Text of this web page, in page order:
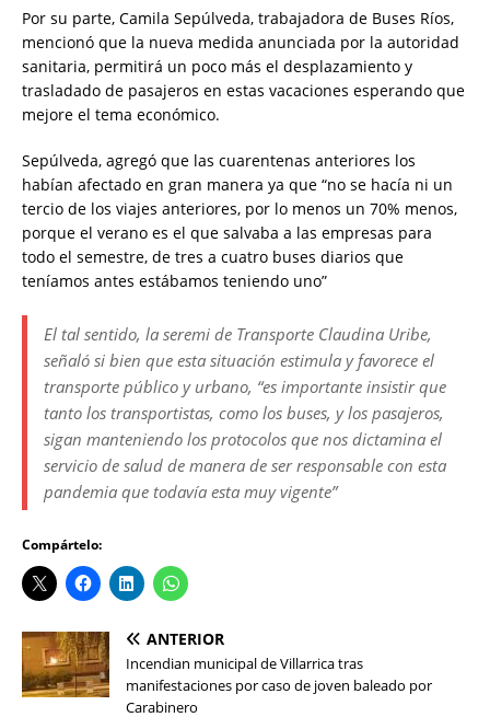
Por su parte, Camila Sepúlveda, trabajadora de Buses Ríos,
mencionó que la nueva medida anunciada por la autoridad
sanitaria, permitirá un poco más el desplazamiento y
trasladado de pasajeros en estas vacaciones esperando que
mejore el tema económico.
Sepúlveda, agregó que las cuarentenas anteriores los
habían afectado en gran manera ya que “no se hacía ni un
tercio de los viajes anteriores, por lo menos un 70% menos,
porque el verano es el que salvaba a las empresas para
todo el semestre, de tres a cuatro buses diarios que
teníamos antes estábamos teniendo uno”
El tal sentido, la seremi de Transporte Claudina Uribe,
señaló si bien que esta situación estimula y favorece el
transporte público y urbano, “es importante insistir que
tanto los transportistas, como los buses, y los pasajeros,
sigan manteniendo los protocolos que nos dictamina el
servicio de salud de manera de ser responsable con esta
pandemia que todavía esta muy vigente”
Compártelo:
ANTERIOR
Incendian municipal de Villarrica tras
manifestaciones por caso de joven baleado por
Carabinero